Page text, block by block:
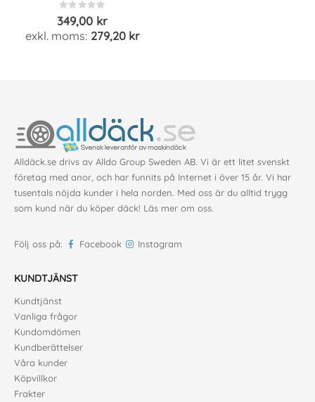
Rating:
0%
349,00 kr
279,20 kr
Alldäck.se drivs av Alldo Group Sweden AB. Vi är ett litet svenskt
företag med anor, och har funnits på Internet i över 15 år. Vi har
tusentals nöjda kunder i hela norden. Med oss är du alltid trygg
som kund när du köper däck! Läs mer om oss.
Följ oss på: Facebook Instagram
KUNDTJÄNST
Kundtjänst
Vanliga frågor
Kundomdömen
Kundberättelser
Våra kunder
Köpvillkor
Frakter